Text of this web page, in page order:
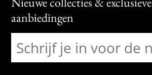
aanbiedingen